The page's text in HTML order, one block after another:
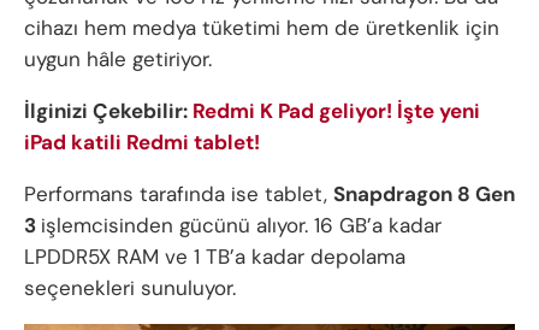
cihazı hem medya tüketimi hem de üretkenlik için
uygun hâle getiriyor.
İlginizi Çekebilir: Redmi K Pad geliyor! İşte yeni
iPad katili Redmi tablet!
Performans tarafında ise tablet, Snapdragon 8 Gen
3 işlemcisinden gücünü alıyor. 16 GB’a kadar
LPDDR5X RAM ve 1 TB’a kadar depolama
seçenekleri sunuluyor.